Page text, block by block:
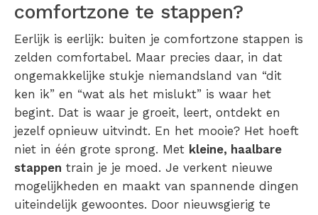
comfortzone te stappen?
Eerlijk is eerlijk: buiten je comfortzone stappen is
zelden comfortabel. Maar precies daar, in dat
ongemakkelijke stukje niemandsland van “dit
ken ik” en “wat als het mislukt” is waar het
begint. Dat is waar je groeit, leert, ontdekt en
jezelf opnieuw uitvindt. En het mooie? Het hoeft
niet in één grote sprong. Met kleine, haalbare
stappen train je je moed. Je verkent nieuwe
mogelijkheden en maakt van spannende dingen
uiteindelijk gewoontes. Door nieuwsgierig te